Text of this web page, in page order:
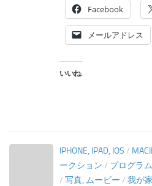
Facebook
メールアドレス
いいね:
IPHONE, IPAD, IOS /
ークション / プログラ
/ 写真, ムービー / 我が